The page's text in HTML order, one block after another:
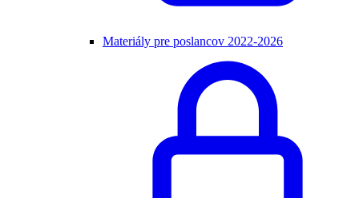
Materiály pre poslancov 2022-2026